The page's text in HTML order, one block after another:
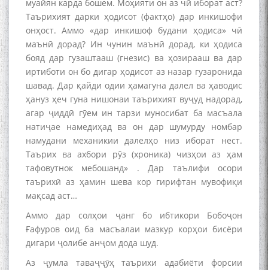
муайян карда бошем. Моҳияти он аз чӣ иборат аст?
Таърихият дарки ҳодисот (фактҳо) дар инкишофи
онҳост. Аммо «дар инкишоф будани ҳодиса» чӣ
маънӣ дорад? Ин чунин маънӣ дорад, ки ҳодиса
бояд дар гузаштааш (гнезис) ва ҳозирааш ва дар
иртиботи он бо дигар ҳодисот аз назар гузаронида
шавад. Дар қайди одии ҳамагуна далел ва ҳаводис
ҳануз ҳеч гуна нишонаи таърихият вуҷуд надорад,
агар ҷиддӣ гӯем ин тарзи муносибат ба масъала
натиҷае намедиҳад ва он дар шумурду номбар
намудани механикии далелҳо низ иборат нест.
Таърих ва ахбори рӯз (хроника) чизҳои аз ҳам
тафовутнок мебошанд» . Дар таълифи осори
таърихӣ аз ҳамин шева кор гирифтан мувофиқи
мақсад аст…
Аммо дар солҳои ҷанг бо ибтикори Бобоҷон
Ғафуров оид ба масъалаи мазкур корҳои бисёри
дигари ҷолибе анҷом дода шуд.
Аз ҷумла таваҷҷӯҳ таърихи адабиёти форсии